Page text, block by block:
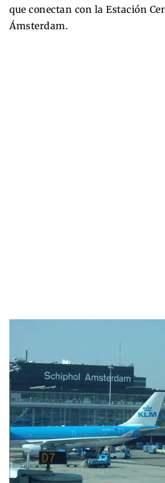
que conectan con la Estación
Ámsterdam.